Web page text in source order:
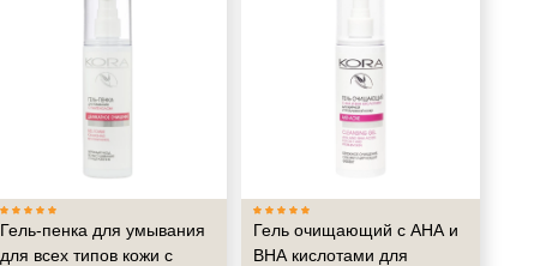
Гель-пенка для умывания
для всех типов кожи с
Гель очищающий с АНА и
ВНА кислотами для